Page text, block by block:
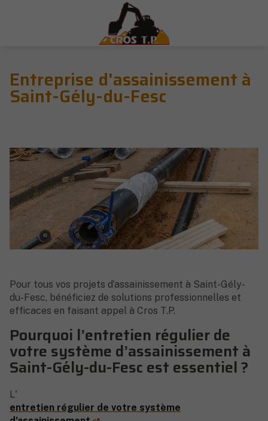
Entreprise d'assainissement à
Saint-Gély-du-Fesc
Pour tous vos projets d’assainissement à Saint-Gély-
du-Fesc, bénéficiez de solutions professionnelles et
efficaces en faisant appel à Cros T.P.
Pourquoi l’entretien régulier de
votre système d’assainissement à
Saint-Gély-du-Fesc est essentiel ?
L'
entretien régulier de votre système